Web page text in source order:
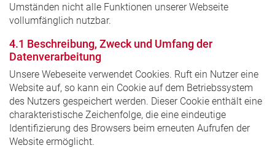
Umständen nicht alle Funktionen unserer Webseite
vollumfänglich nutzbar.
4.1 Beschreibung, Zweck und Umfang der
Datenverarbeitung
Unsere Webeseite verwendet Cookies. Ruft ein Nutzer eine
Website auf, so kann ein Cookie auf dem Betriebssystem
des Nutzers gespeichert werden. Dieser Cookie enthält eine
charakteristische Zeichenfolge, die eine eindeutige
Identifizierung des Browsers beim erneuten Aufrufen der
Website ermöglicht.